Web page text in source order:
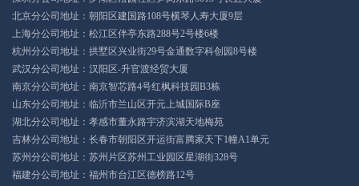
北京分公司地址：朝阳区建国路108号横琴人寿大厦9层
上海分公司地址：松江区伴亭东路288号2号楼6楼
杭州分公司地址：拱墅区兴业街29号金通数字科创园8号楼
武汉分公司地址：汉阳区-升官渡经贸大厦
南京分公司地址：南京智芯路4号红枫科技园B3栋
山东分公司地址：临沂市兰山区开元上城国际B座
湖北分公司地址：孝感市董永路宇济滨湖天地梅苑
吉林分公司地址：长春市朝阳区开运街富腾家天下1幢A1单元
苏州分公司地址：苏州片区苏州工业园区星湖街328号
福建分公司地址：福州市台江区德榜路12号